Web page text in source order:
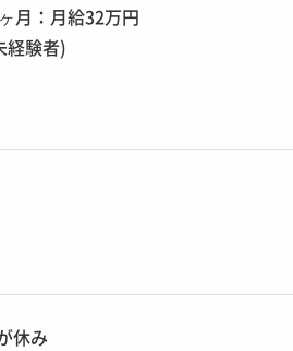
月：月給32万円
験者)
休み